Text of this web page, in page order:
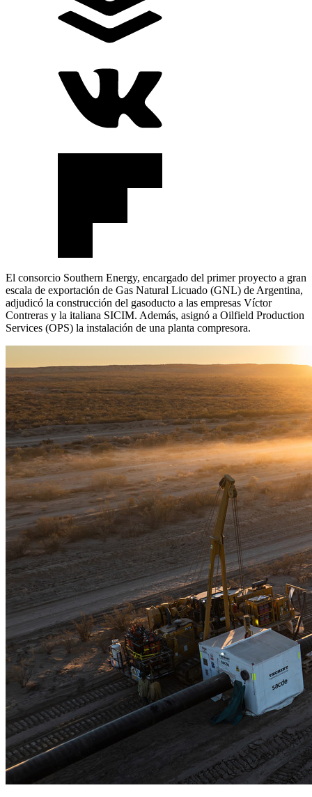
El consorcio Southern Energy, encargado del primer proyecto a gran
escala de exportación de Gas Natural Licuado (GNL) de Argentina,
adjudicó la construcción del gasoducto a las empresas Víctor
Contreras y la italiana SICIM. Además, asignó a Oilfield Production
Services (OPS) la instalación de una planta compresora.